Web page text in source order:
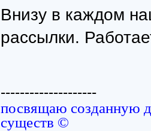
Внизу в каждом
рассылки.
--------------------
посвящаю созданную
существ ©